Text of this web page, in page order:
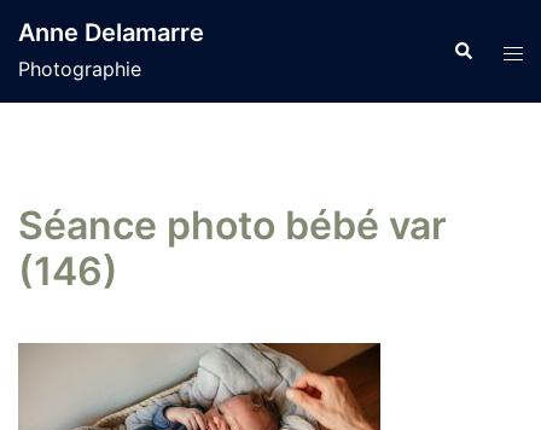
au
contenu
Anne Delamarre
Photographie
Séance photo bébé var
(146)